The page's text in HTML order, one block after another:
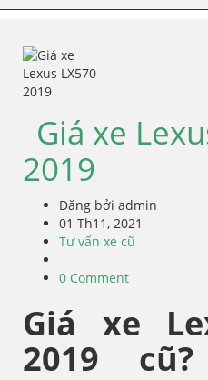
navigation
content
Giá xe
2019
Đăng bởi admin
01 Th11, 2021
Tư vấn xe cũ
0 Comment
Giá xe
2019